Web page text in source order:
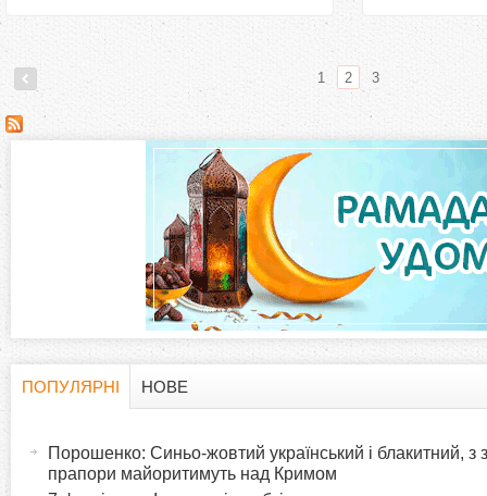
С
т
о
і
н
и
1 2 3
ПОПУЛЯРНІ
НОВЕ
Порошенко: Синьо-жовтий український і блакитний, з
прапори майоритимуть над Кримом